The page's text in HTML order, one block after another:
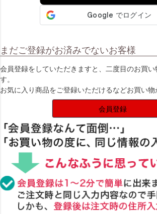
まだご登録がお済みでないお客様
会員登録をしていただきますと、二度目のお買
す。
お気に入り商品をご登録いただけるなどお買い物
会員登録